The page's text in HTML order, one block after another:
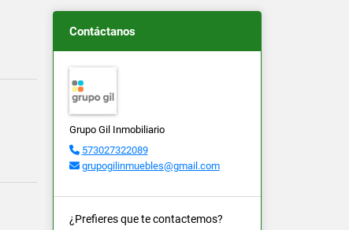
Contáctanos
Grupo Gil Inmobiliario
573027322089
grupogilinmuebles@gmail.com
¿Prefieres que te contactemos?